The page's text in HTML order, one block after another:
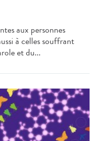
aux personnes
à celles souffrant
et du...